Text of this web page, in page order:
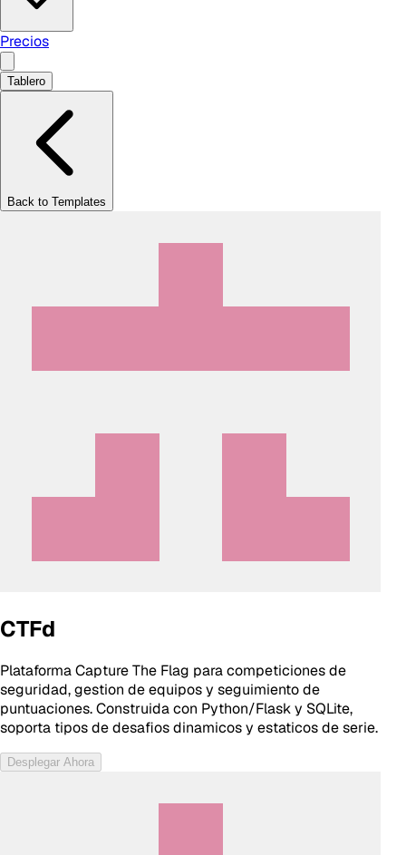
Precios
Tablero
Back to Templates
CTFd
Plataforma Capture The Flag para competiciones de
seguridad, gestion de equipos y seguimiento de
puntuaciones. Construida con Python/Flask y SQLite,
soporta tipos de desafios dinamicos y estaticos de serie.
Desplegar Ahora